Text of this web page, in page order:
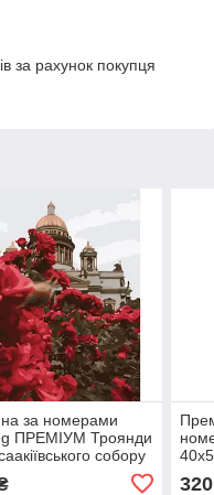
за рахунок покупця
за номерами
ПРЕМІУМ Троянди
собору
розміром 40х50
320